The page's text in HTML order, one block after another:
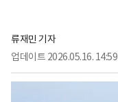
류재민 기자
업데이트 2026.05.16. 14:59